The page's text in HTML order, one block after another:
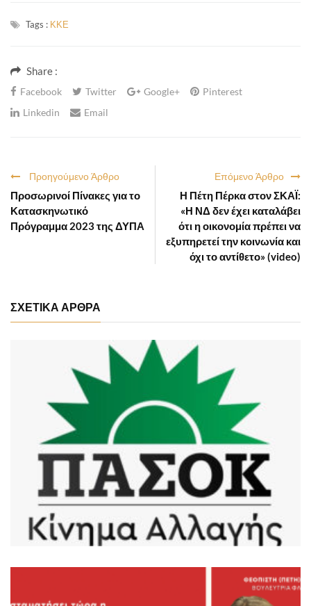
Tags : ΚΚΕ
Share :
Facebook Twitter Google+
Pinterest
Linkedin
Email
Επόμενο Άρθρο
Η Πέτη Πέρκα στον ΣΚΑΪ:
«Η ΝΔ δεν έχει καταλάβει
ότι η οικονομία πρέπει να
εξυπηρετεί την κοινωνία και
όχι το αντίθετο» (video)
Προηγούμενο Άρθρο
Προσωρινοί Πίνακες για το
Κατασκηνωτικό
Πρόγραμμα 2023 της ΔΥΠΑ
ΣΧΕΤΙΚΑ ΑΡΘΡΑ